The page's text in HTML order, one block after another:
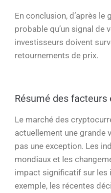
En conclusion, d’après
probable qu’un signal de
investisseurs doivent
retournements de prix.
Résumé des facteurs
Le marché des
actuellement une grande
pas une exception. Les
mondiaux et les
impact significatif sur les
exemple, les récentes